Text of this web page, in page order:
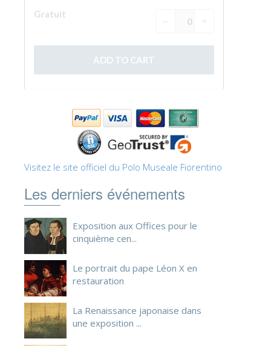
FRANÇAIS
Visitez le site officiel du Polo Museale Fiorentino
Les derniers événements
Exposition aux Offices pour le
cinquième cen...
Le portrait du pape Léon X en
restauration
La Renaissance japonaise dans
une exposition ...